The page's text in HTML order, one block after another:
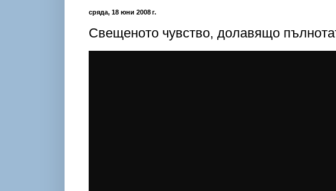
сряда, 18 юни 2008 г.
Свещеното чувство, долавящо